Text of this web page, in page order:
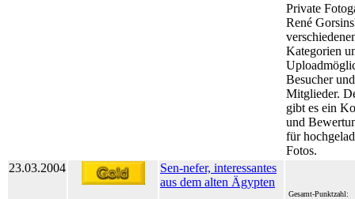
Private
René
Kategorien
Besucher und
Mitglieder.
gibt es ein
und
für
Fotos.
23.03.2004
Sen-nefer, interessantes
aus dem alten Ägypten
Gesamt-Punktzahl: